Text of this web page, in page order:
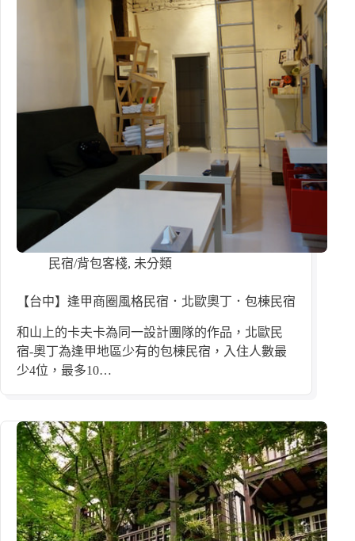
民宿/背包客棧, 未分類
【台中】逢甲商圈風格民宿．北歐奧丁．包棟民宿
和山上的卡夫卡為同一設計團隊的作品，北歐民
宿-奧丁為逢甲地區少有的包棟民宿，入住人數最
少4位，最多10…